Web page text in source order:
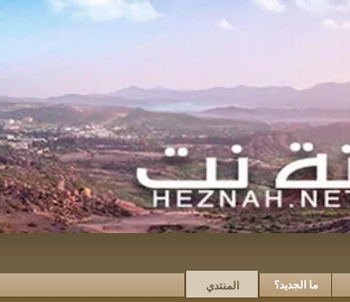
ما الجديد؟ المنتدي